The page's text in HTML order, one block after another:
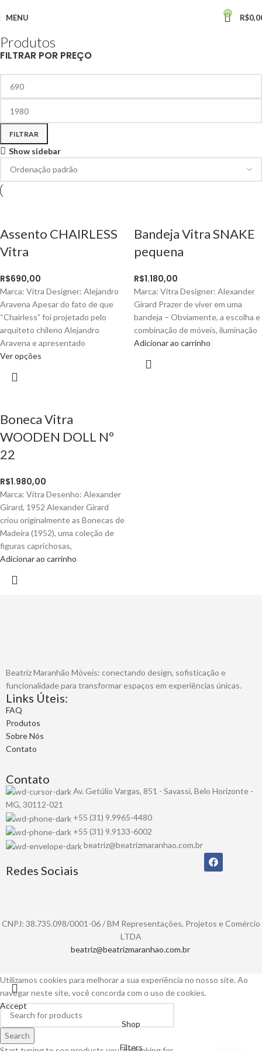
MENU 0 R$
Produtos
FILTRAR POR PREÇO
FILTRAR
Show sidebar
Assento CHAIRLESS
Vitra
R$690,00
Marca: Vitra Designer: Alejandro
Aravena Apesar do fato de que
“Chairless” foi projetado pelo
arquiteto chileno Alejandro
Aravena e apresentado
Ver opções
Bandeja Vitra SNAKE
pequena
R$1.180,00
Marca: Vitra Designer: Alexander
Girard Prazer de viver em uma
bandeja – Obviamente, a escolha e
combinação de móveis, iluminação
Adicionar ao carrinho
Boneca Vitra
WOODEN DOLL Nº
22
R$1.980,00
Marca: Vitra Desenho: Alexander
Girard, 1952 Alexander Girard
criou originalmente as Bonecas de
Madeira (1952), uma coleção de
figuras caprichosas,
Adicionar ao carrinho
Beatriz Maranhão Móveis: conectando design, sofisticação e
funcionalidade para transformar espaços em experiências únicas.
Links Úteis:
FAQ
Produtos
Sobre Nós
Contato
Contato
Av. Getúlio Vargas, 851 - Savassi, Belo Horizonte -
MG, 30112-021
+55 (31) 9.9965-4480
+55 (31) 9.9133-6002
beatriz@beatrizmaranhao.com.br
Redes Sociais
CNPJ: 38.735.098/0001-06 / BM Representações, Projetos e Comércio
LTDA
beatriz@beatrizmaranhao.com.br
Search
Utilizamos cookies para melhorar a sua experiência no nosso site. Ao
navegar neste site, você concorda com o uso de cookies.
Accept
Shop
Filters